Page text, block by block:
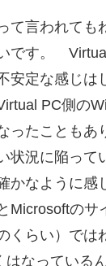
て言われて
です。
安定な感じは
PC側の
ったことも
状況に陥っ
かなように感
Microsoftの
くらい）で
なっている